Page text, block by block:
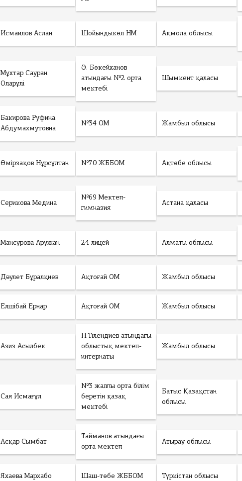
Исмаилов Аслан Шойындыкөл НМ Ақмола облысы
Мұхтар Сауран
Оларұлі
Ә. Бөкейханов
атындағы №2 орта
мектебі
Шымкент қаласы
Бакирова Руфина
Абдумахмутовна
№34 ОМ Жамбыл облысы
Өмірзақов Нұрсұлтан №70 ЖББОМ Ақтөбе облысы
Серикова Медина
№69 Мектеп-
гимназия
Астана қаласы
Мансурова Аружан 24 лицей Алматы облысы
Дәулет Бұралқиев Ақтоғай ОМ Жамбыл облысы
Елшібай Ернар Ақтоғай ОМ Жамбыл облысы
Азиз Асылбек
Н.Тілендиев атындағы
облыстық мектеп-
интернаты
Жамбыл облысы
Сая Исмағұл
№3 жалпы орта білім
беретін қазақ
мектебі
Батыс Қазақстан
облысы
Асқар Сымбат
Тайманов атындағы
орта мектеп
Атырау облысы
Яхаева Мархабо Шаш-төбе ЖББОМ Түркістан облысы